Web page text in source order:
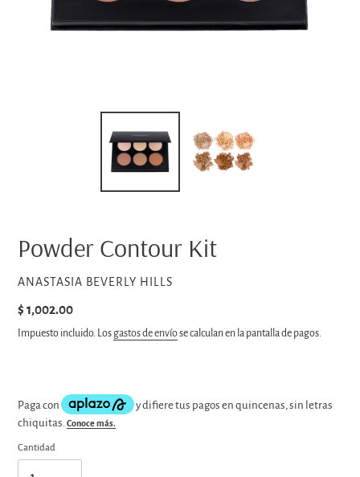
Powder Contour Kit
PROVEEDOR
ANASTASIA BEVERLY HILLS
Precio
habitual
$ 1,002.00
Impuesto incluido. Los gastos de envíose calculan en la pantalla de pagos.
Cantidad